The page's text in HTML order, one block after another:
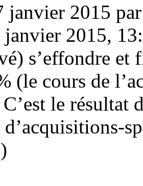
janvier 2015
2015,
s’effondre et
(le cours de
le résultat